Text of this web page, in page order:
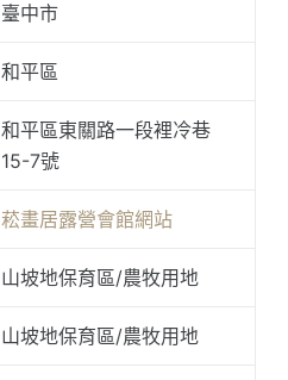
臺中市
和平區
和平區東關路一段裡冷巷
15-7號
菘畫居露營會館網站
山坡地保育區/農牧用地
山坡地保育區/農牧用地